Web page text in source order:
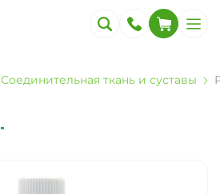
Соединительная ткань и суставы